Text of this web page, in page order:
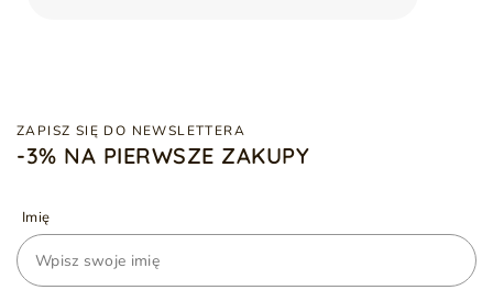
ZAPISZ SIĘ DO NEWSLETTERA
-3% NA PIERWSZE ZAKUPY
Imię